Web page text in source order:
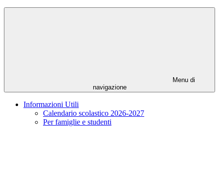
Menu di
navigazione
Informazioni Utili
Calendario scolastico 2026-2027
Per famiglie e studenti